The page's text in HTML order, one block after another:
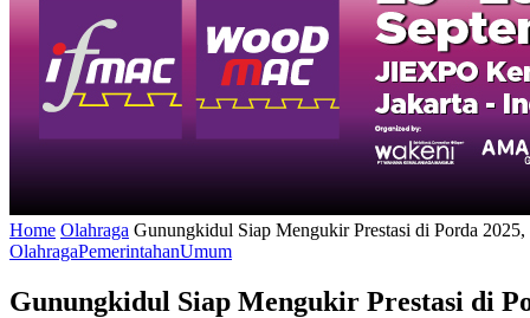
Home Olahraga Gunungkidul Siap Mengukir Prestasi di Porda
OlahragaPemerintahanUmum
Gunungkidul Siap Mengukir Prestasi di